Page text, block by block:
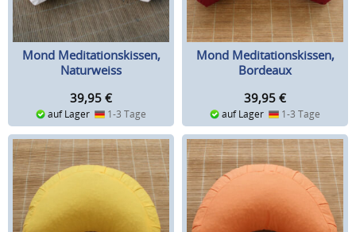
Mond Meditationskissen,
Naturweiss
39,95 €
auf Lager 1-3 Tage
Mond Meditationskissen,
Bordeaux
39,95 €
auf Lager 1-3 Tage